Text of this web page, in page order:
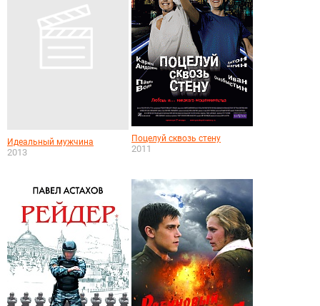
Идеальный мужчина
2013
Поцелуй сквозь стену
2011